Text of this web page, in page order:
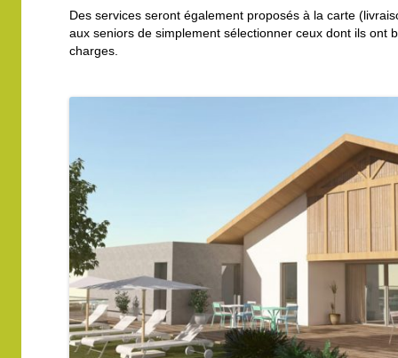
Des services seront également proposés à la carte
aux seniors de simplement sélectionner ceux dont ils ont
charges.